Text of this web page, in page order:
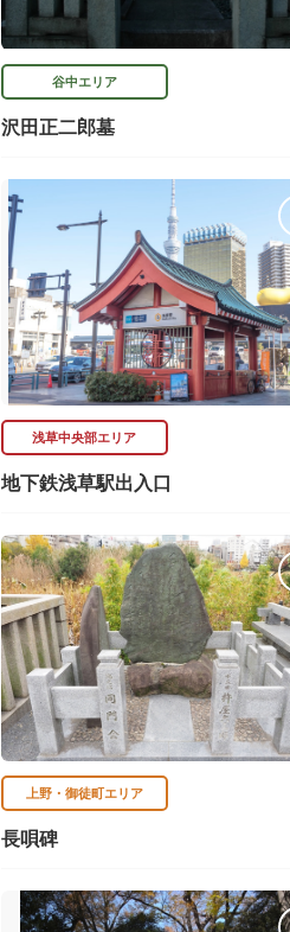
谷中エリア
沢田正二郎墓
浅草中央部エリア
地下鉄浅草駅出入口
上野・御徒町エリア
長唄碑